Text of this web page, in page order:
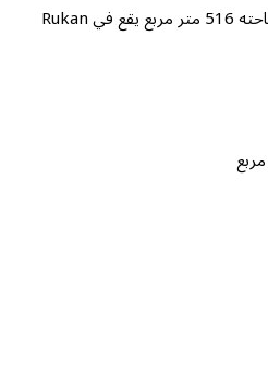
تقدم درفن العقارية للايجار مساحته 516 متر مربع يقع في Rukan